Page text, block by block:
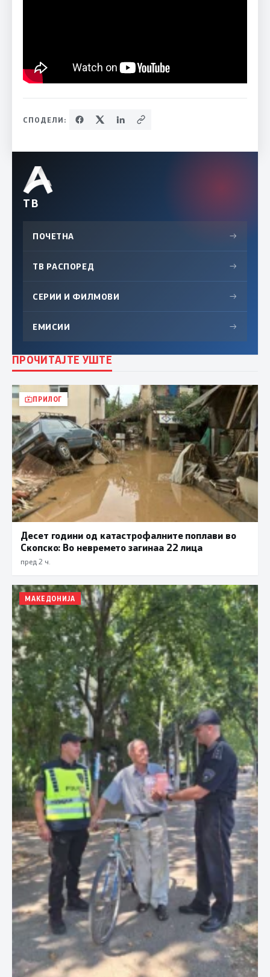
СПОДЕЛИ:
ТВ
ПОЧЕТНА →
ТВ РАСПОРЕД →
СЕРИИ И ФИЛМОВИ →
ЕМИСИИ →
ПРОЧИТАЈТЕ УШТЕ
ПРИЛОГ
Десет години од катастрофалните поплави во
Скопско: Во невремето загинаа 22 лица
пред 2 ч.
МАКЕДОНИЈА